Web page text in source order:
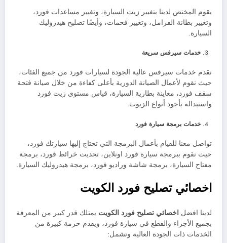
يقوم المختص لدينا بتغيير زيت السيارة، وتغيير مساعدات فورد،
وتغيير بطانة الفرامل، وتغيير فحمات، وأيضًا تصليح هيدروليك
السيارة.
خدمات سيرفس سريعة
نقدم خدمات سيرفس عالية الجودة لسيارات فورد من جميع الفئات،
حيث نقوم لأعمال الصيانة الدورية بأعلى كفاءة من خلال صيانة فتحة
سقف فورد، معاينة بطارية السيارة، قياس مستوى زيت فورد
واستبداله بأجود أنواع الزيوت.
خدمات برمجة سيارة فورد
تواصل معنا للقيام بأعمال البرمجة التي تحتاج إليها سيارتك فورد،
حيث نقوم ببرمجة سيارة فورد اونلاين، تحديث خرائط فورد، برمجة
مفتاح السيارة، برمجة شاشة وراديو فورد، برمجة هيدروليك السيارة.
اخصائي تصليح فورد الكويت
لدينا افضل اخصائي تصليح فورد الكويت يمتلك قدر كبير من المعرفة
بجميع الأجزاء والقطع في سيارة فورد، ويقدم حزمة كبيرة من
الخدمات ذات الجودة العالية وتشمل: